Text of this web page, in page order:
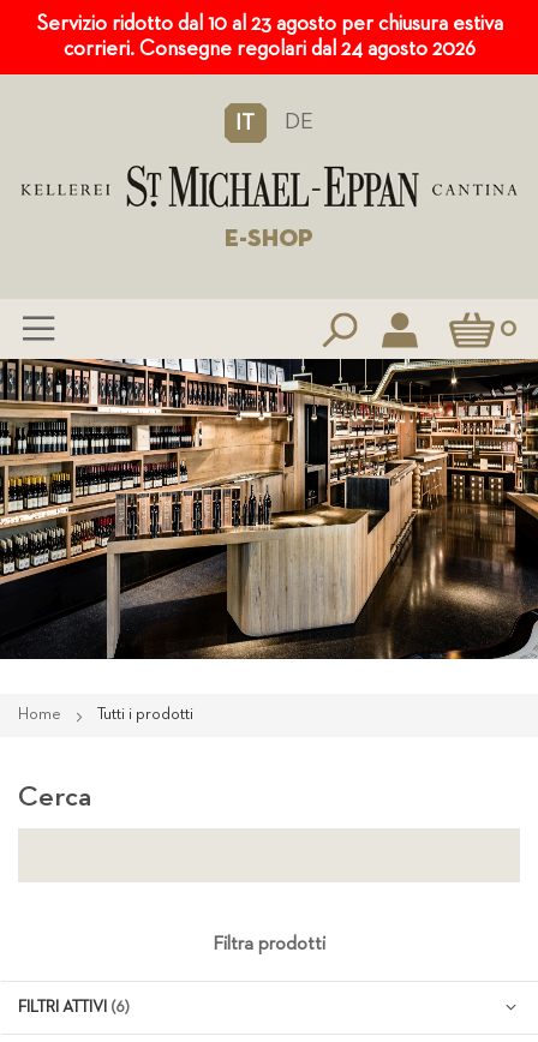
Servizio ridotto dal 10 al 23 agosto per chiusura estiva
corrieri. Consegne regolari dal 24 agosto 2026
IT DE
E-SHOP
Carrello0
Salta
al
contenuto
Home Tutti i prodotti
Cerca
Filtra prodotti
FILTRI ATTIVI